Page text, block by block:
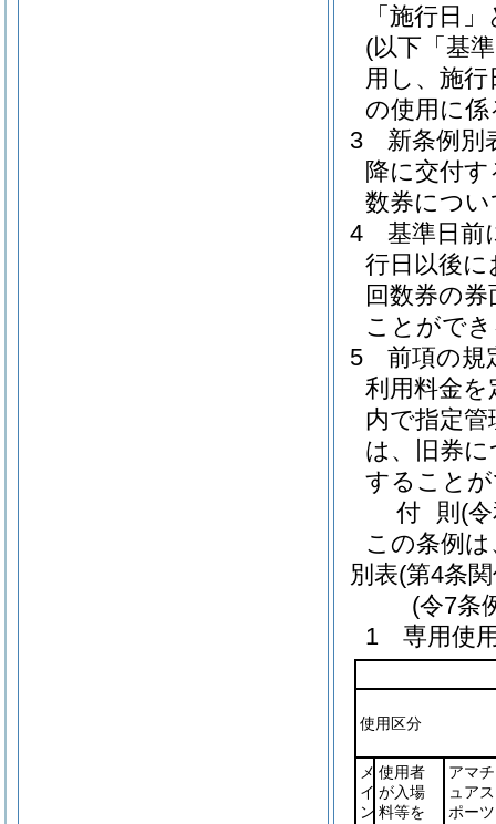
「施行日
(以下「基
用し、施
の使用に
3
新条例別
降に交付
数券につ
4
基準日前
行日以後
回数券の
ことがで
5
前項の規
利用料金
内で指定
は、旧券
すること
付 則 (
この条例
別表(第4条
(令7条
1 専用使
使用区分
メ
イ
ン
使用者
が入場
料等を
アマチ
ュアス
ポーツ